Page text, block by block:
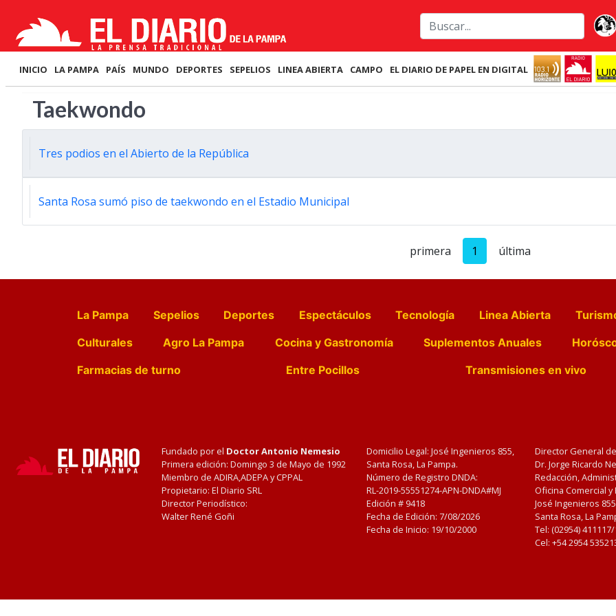
INICIO LA PAMPA PAÍS MUNDO DEPORTES SEPELIOS LINEA ABIERTA CAMPO EL DIARIO DE PAPEL EN DIGITAL
Taekwondo
Tres podios en el Abierto de la República
Santa Rosa sumó piso de taekwondo en el Estadio Municipal
primera 1 última
La Pampa Sepelios Deportes Espectáculos Tecnología Linea Abierta
Culturales
Agro La Pampa Cocina y Gastronomía Suplementos Anuales
Farmacias de turno
Entre Pocillos Transmisiones en vivo
Fundado por el Doctor Antonio Nemesio
Primera edición: Domingo 3 de Mayo de 1992
Miembro de ADIRA,ADEPA y CPPAL
Propietario: El Diario SRL
Director Periodístico:
Walter René Goñi
Domicilio Legal: José Ingenieros 855,
Santa Rosa, La Pampa.
Número de Registro DNDA:
RL-2019-55551274-APN-DNDA#MJ
Edición # 9418
Fecha de Edición: 7/08/2026
Fecha de Inicio: 19/10/2000
Director General
Dr. Jorge Ricardo
Redacción,
Oficina Comercial
José Ingenieros
Santa Rosa, La
Tel: (02954)
Cel: +54 2954